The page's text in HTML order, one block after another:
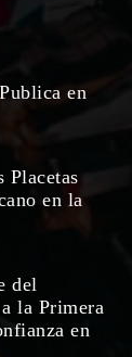
en
Placetas
en la
del
la Primera
en